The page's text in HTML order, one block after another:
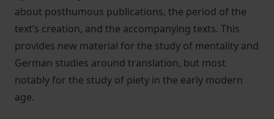
about posthumous publications, the period of the
text’s creation, and the accompanying texts. This
provides new material for the study of mentality and
German studies around translation, but most
notably for the study of piety in the early modern
age.